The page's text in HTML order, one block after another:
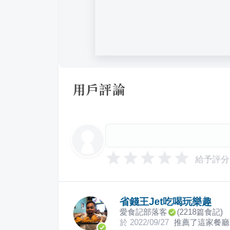
用戶評論
給予評分
省錢王Jet吃喝玩樂趣
愛食記部落客 (2218篇食記)
於 2022/09/27 推薦了這家餐廳